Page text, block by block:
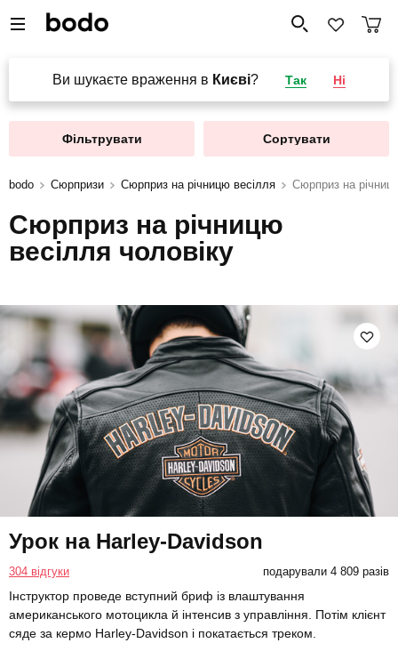
Ви шукаєте враження в Києві? Так Ні
Фільтрувати Сортувати
bodo Сюрпризи Сюрприз на річницю весілля Сюрприз на
Сюрприз на річницю
весілля чоловіку
Урок на Harley-Davidson
304 відгуки подарували 4 809 разів
Інструктор проведе вступний бриф із влаштування
американського мотоцикла й інтенсив з управління. Потім клієнт
сяде за кермо Harley-Davidson і покатається треком.